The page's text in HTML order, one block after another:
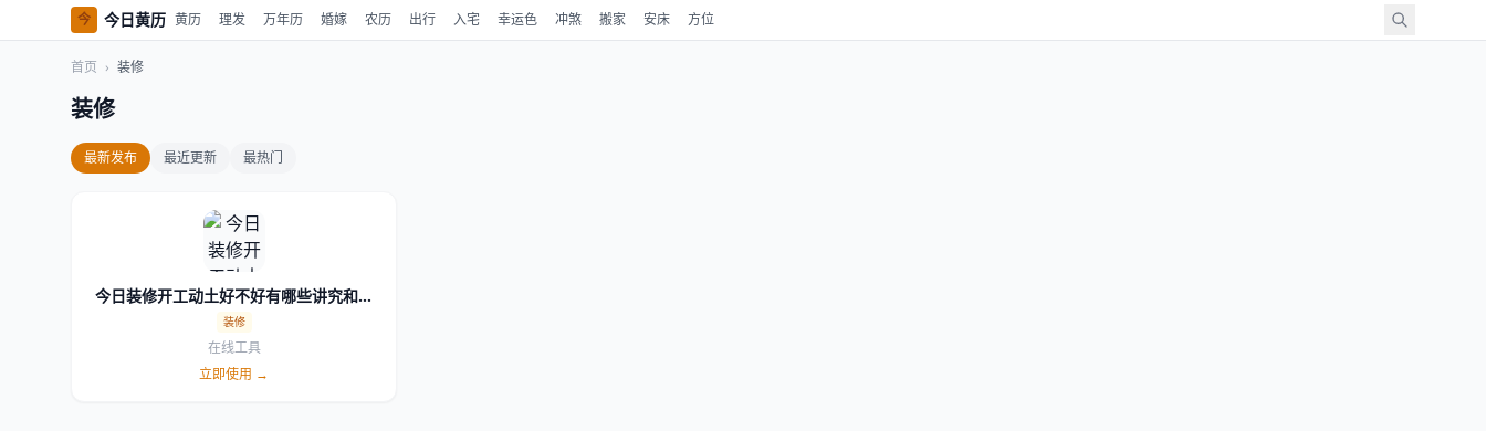
今 今日黄历 黄历 理发 万年历 婚嫁 农历 出行 入宅 幸运色 冲煞 搬家 安床 方位
首页 › 装修
装修
最新发布 最近更新 最热门
今日装修开工动土好不好有哪些讲究和禁
忌
装修
在线工具
立即使用 →